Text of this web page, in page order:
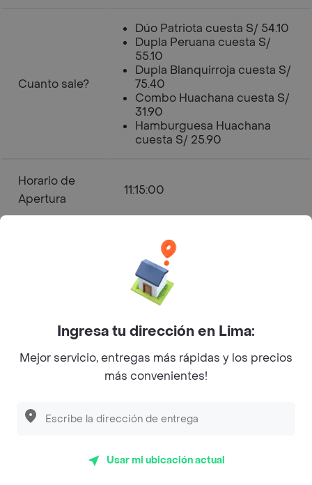
Cuanto sale?
Dúo Patriota cuesta S/ 54.10
Dupla Peruana cuesta S/
55.10
Dupla Blanquirroja cuesta S/
75.40
Combo Huachana cuesta S/
31.90
Hamburguesa Huachana
cuesta S/ 25.90
Horario de
Apertura
11:15:00
22:45:00
20101087647
Bembos - Industrial
Delivery
Ingresa tu dirección en Lima:
Mejor servicio, entregas más rápidas y los precios
más convenientes!
Usar mi ubicación actual